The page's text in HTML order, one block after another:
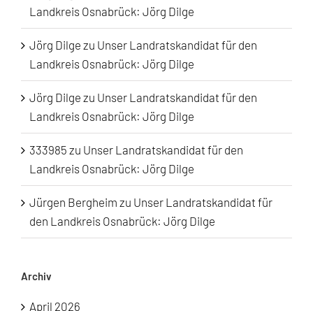
Landkreis Osnabrück: Jörg Dilge
Jörg Dilge zu Unser Landratskandidat für den
Landkreis Osnabrück: Jörg Dilge
Jörg Dilge zu Unser Landratskandidat für den
Landkreis Osnabrück: Jörg Dilge
333985 zu Unser Landratskandidat für den
Landkreis Osnabrück: Jörg Dilge
Jürgen Bergheim zu Unser Landratskandidat für
den Landkreis Osnabrück: Jörg Dilge
Archiv
April 2026